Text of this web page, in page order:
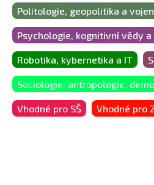
Politologie, geopolitika a
Psychologie, kognitivní vědy
Robotika, kybernetika a IT
Sociologie, antropologie,
Vhodné pro SŠ Vhodné pro